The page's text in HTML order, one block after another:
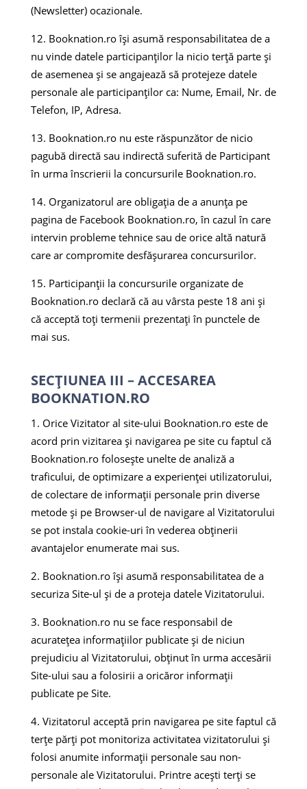
(Newsletter) ocazionale.
Booknation.ro își asumă responsabilitatea de a
nu vinde datele participanților la nicio terță parte și
de asemenea și se angajează să protejeze datele
personale ale participanților ca: Nume, Email, Nr. de
Telefon, IP, Adresa.
Booknation.ro nu este răspunzător de nicio
pagubă directă sau indirectă suferită de Participant
în urma înscrierii la concursurile Booknation.ro.
Organizatorul are obligația de a anunța pe
pagina de Facebook Booknation.ro, în cazul în care
intervin probleme tehnice sau de orice altă natură
care ar compromite desfășurarea concursurilor.
Participanții la concursurile organizate de
Booknation.ro declară că au vârsta peste 18 ani și
că acceptă toți termenii prezentați în punctele de
mai sus.
SECȚIUNEA III – ACCESAREA
BOOKNATION.RO
Orice Vizitator al site-ului Booknation.ro este de
acord prin vizitarea și navigarea pe site cu faptul că
Booknation.ro folosește unelte de analiză a
traficului, de optimizare a experienței utilizatorului,
de colectare de informații personale prin diverse
metode și pe Browser-ul de navigare al Vizitatorului
se pot instala cookie-uri în vederea obținerii
avantajelor enumerate mai sus.
Booknation.ro își asumă responsabilitatea de a
securiza Site-ul și de a proteja datele Vizitatorului.
Booknation.ro nu se face responsabil de
acuratețea informațiilor publicate și de niciun
prejudiciu al Vizitatorului, obținut în urma accesării
Site-ului sau a folosirii a oricăror informații
publicate pe Site.
Vizitatorul acceptă prin navigarea pe site faptul că
terțe părți pot monitoriza activitatea vizitatorului și
folosi anumite informații personale sau non-
personale ale Vizitatorului. Printre acești terți se